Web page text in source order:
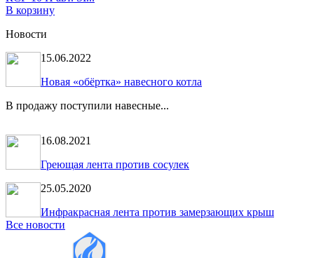
В корзину
Новости
15.06.2022
Новая «обёртка» навесного котла
В продажу поступили навесные...
16.08.2021
Греющая лента против сосулек
25.05.2020
Инфракрасная лента против замерзающих крыш
Все новости